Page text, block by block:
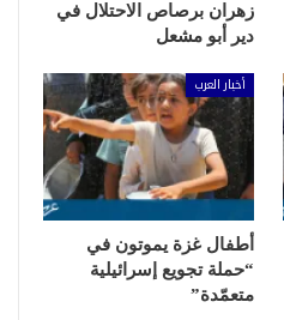
زهران برصاص الاحتلال في
دير أبو مشعل
أخبار العرب
أطفال غزة يموتون في
“حملة تجويع إسرائيلية
متعمّدة”